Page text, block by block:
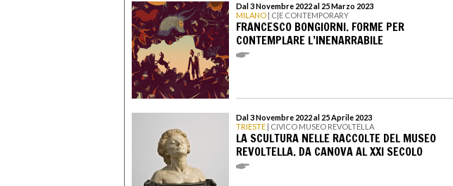
Dal 3 Novembre 2022 al 25 Marzo 2023
MILANO | C|E CONTEMPORARY
FRANCESCO BONGIORNI. FORME PER
CONTEMPLARE L’INENARRABILE
Dal 3 Novembre 2022 al 25 Aprile 2023
TRIESTE | CIVICO MUSEO REVOLTELLA
LA SCULTURA NELLE RACCOLTE DEL MUSEO
REVOLTELLA. DA CANOVA AL XXI SECOLO